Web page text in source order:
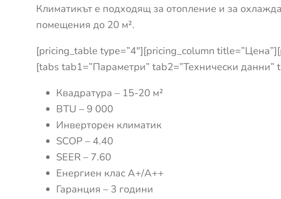
Климатикът е подходящ за отопление и за
помещения до 20 м².
[pricing_table type=”4″][pricing_column
[tabs tab1=”Параметри” tab2=”Технически
Квадратура – 15-20 м²
BTU – 9 000
Инверторен климатик
SCOP – 4.40
SEER – 7.60
Енергиен клас А+/А++
Гаранция – 3 години